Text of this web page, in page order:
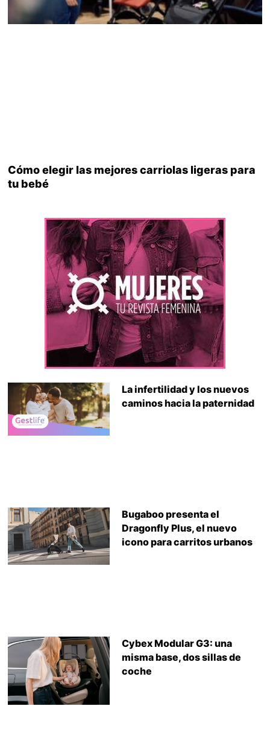
Cómo elegir las mejores carriolas ligeras para
tu bebé
La infertilidad y los nuevos
caminos hacia la paternidad
Bugaboo presenta el
Dragonfly Plus, el nuevo
icono para carritos urbanos
Cybex Modular G3: una
misma base, dos sillas de
coche